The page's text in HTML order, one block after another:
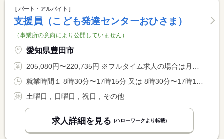
パート・アルバイト
支援員（こども発達センターおひさま）
（事業所の意向により公開していません）
愛知県豊田市
205,080円〜220,735円 ※フルタイム求人の場合は月額（換算額）、パート求人の場合は時間額を表示しています。
土曜日，日曜日，祝日，その他
求人詳細を見る (ハローワークより転載)